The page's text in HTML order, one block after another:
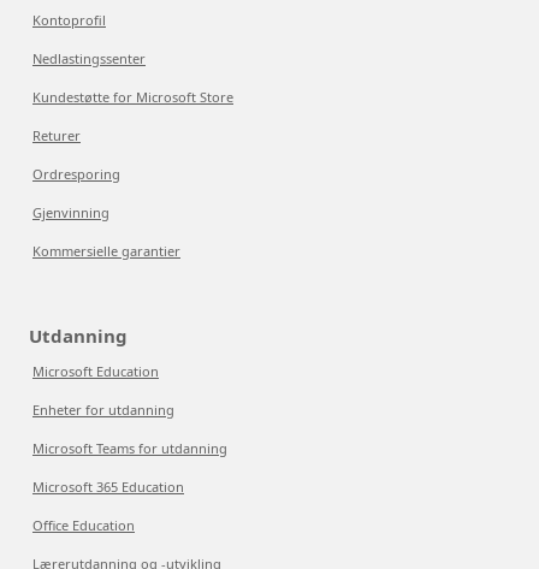
Kontoprofil
Nedlastingssenter
Kundestøtte for Microsoft Store
Returer
Ordresporing
Gjenvinning
Kommersielle garantier
Utdanning
Microsoft Education
Enheter for utdanning
Microsoft Teams for utdanning
Microsoft 365 Education
Office Education
Lærerutdanning og -utvikling